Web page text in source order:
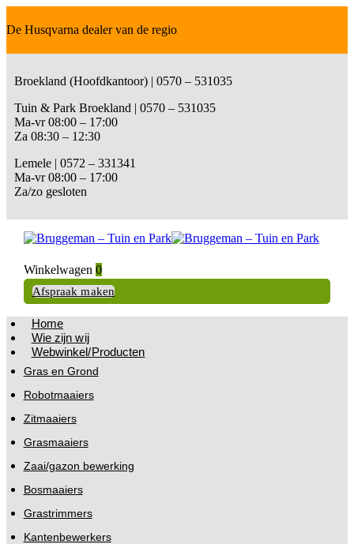
De Husqvarna dealer van de regio
Broekland (Hoofdkantoor) | 0570 – 531035
Tuin & Park Broekland | 0570 – 531035
Ma-vr 08:00 – 17:00
Za 08:30 – 12:30
Lemele | 0572 – 331341
Ma-vr 08:00 – 17:00
Za/zo gesloten
Winkelwagen 0
Afspraak maken
Home
Wie zijn wij
Webwinkel/Producten
Gras en Grond
Robotmaaiers
Zitmaaiers
Grasmaaiers
Zaai/gazon bewerking
Bosmaaiers
Grastrimmers
Kantenbewerkers